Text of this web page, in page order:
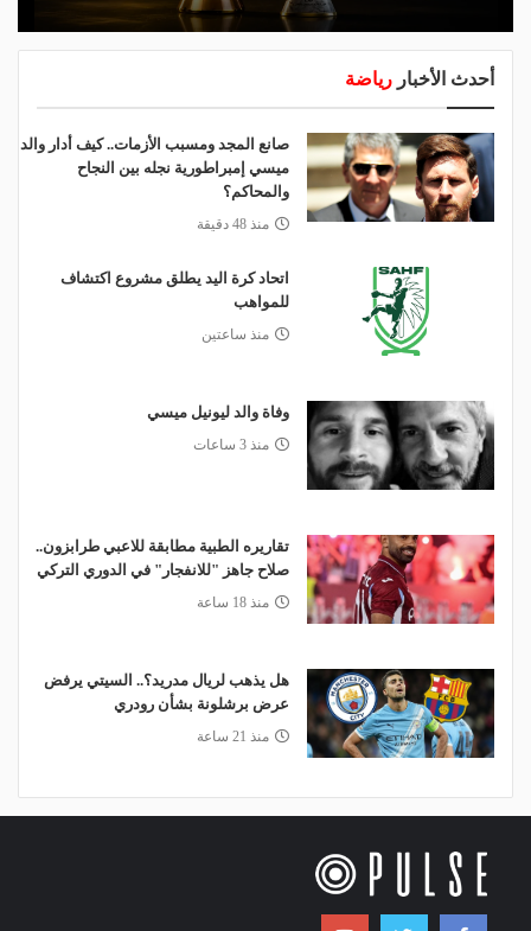
أحدث الأخبار رياضة
صانع المجد ومسبب الأزمات.. كيف أدار والد
ميسي إمبراطورية نجله بين النجاح
والمحاكم؟
منذ 48 دقيقة
اتحاد كرة اليد يطلق مشروع اكتشاف
للمواهب
منذ ساعتين
وفاة والد ليونيل ميسي
منذ 3 ساعات
تقاريره الطبية مطابقة للاعبي طرابزون..
صلاح جاهز "للانفجار" في الدوري التركي
منذ 18 ساعة
هل يذهب لريال مدريد؟.. السيتي يرفض
عرض برشلونة بشأن رودري
منذ 21 ساعة